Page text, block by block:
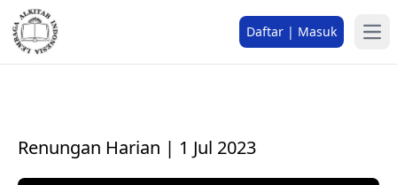
Daftar | Masuk
Renungan Harian | 1 Jul 2023